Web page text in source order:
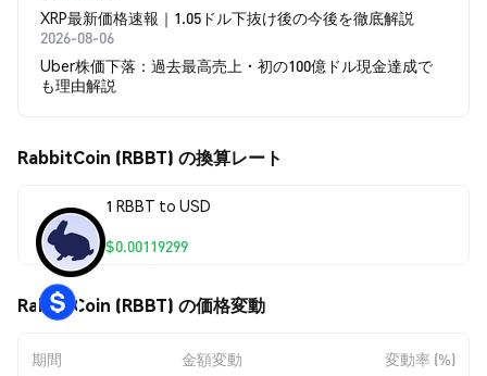
XRP最新価格速報｜1.05ドル下抜け後の今後を徹底解説
2026-08-06
Uber株価下落：過去最高売上・初の100億ドル現金達成で
も理由解説
RabbitCoin (RBBT) の換算レート
1 RBBT to USD
$0.00119299
RabbitCoin (RBBT) の価格変動
期間 金額変動 変動率 (%)